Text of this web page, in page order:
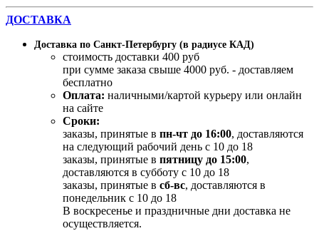
ДОСТАВКА
Доставка по Санкт-Петербургу (в радиусе КАД)
стоимость доставки 400 руб
при сумме заказа свыше 4000 руб. - доставляем
бесплатно
Оплата: наличными/картой курьеру или онлайн
на сайте
Сроки:
заказы, принятые в пн-чт до 16:00, доставляются
на следующий рабочий день с 10 до 18
заказы, принятые в пятницу до 15:00,
доставляются в субботу с 10 до 18
заказы, принятые в сб-вс, доставляются в
понедельник с 10 до 18
В воскресенье и праздничные дни доставка не
осуществляется.